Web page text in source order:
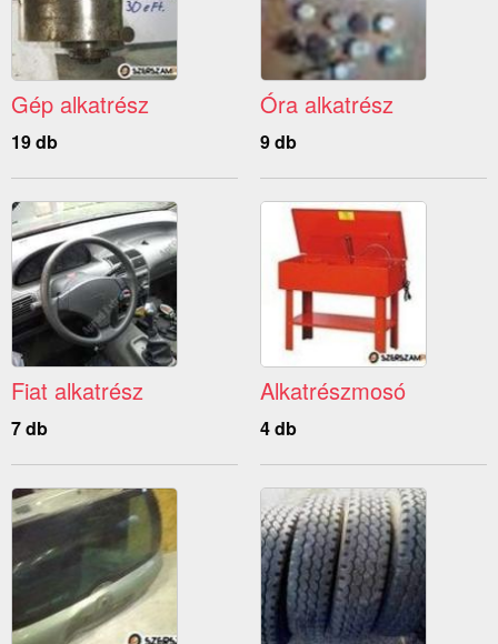
Gép alkatrész
19 db
Óra alkatrész
9 db
Fiat alkatrész
7 db
Alkatrészmosó
4 db